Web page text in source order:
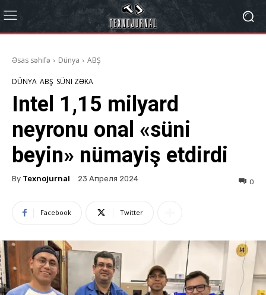
Əsas səhifə Dünya ABŞ
DÜNYA ABŞ SÜNI ZƏKA
Intel 1,15 milyard
neyronu onal «süni
beyin» nümayiş etdirdi
By Texnojurnal 23 Апреля 2024 0
Facebook Twitter